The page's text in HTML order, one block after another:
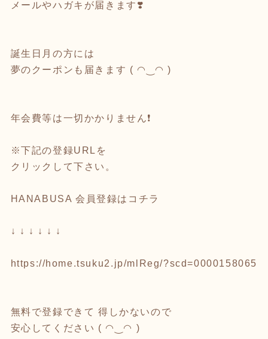
メールやハガキが届きます❣️
誕生日月の方には
夢のクーポンも届きます ( ◠‿◠ )
年会費等は一切かかりません❗️
※下記の登録URLを
クリックして下さい。
HANABUSA 会員登録はコチラ
↓ ↓ ↓ ↓ ↓ ↓
https://home.tsuku2.jp/mlReg/?scd=0000158065
無料で登録できて 得しかないので
安心してください ( ◠‿◠ )